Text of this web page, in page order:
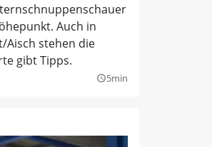
Auch in
Aisch stehen die
gibt Tipps.
query_builder5min